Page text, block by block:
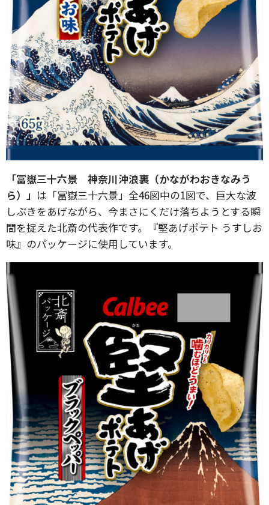
「冨嶽三十六景 神奈川沖浪裏（かながわおきなみう
ら）」 は「冨嶽三十六景」全46図中の1図で、巨大な波
しぶきをあげながら、今まさにくだけ落ちようとする瞬
間を捉えた北斎の代表作です。『堅あげポテト うすしお
味』のパッケージに使用しています。